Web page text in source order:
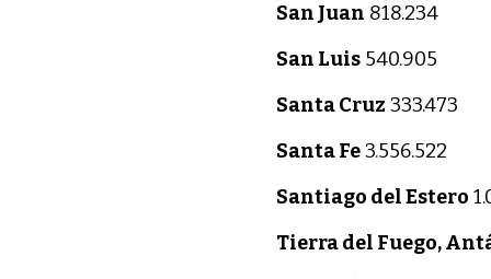
San Juan 818.234
San Luis 540.905
Santa Cruz 333.473
Santa Fe3.556.522
Santiago del Estero
Tierra del Fuego,